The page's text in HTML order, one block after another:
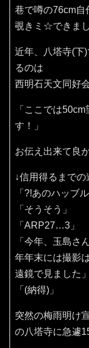
巷で噂の76cm自
覗きミ☆できま
近年、八塔寺(下
るのは
西明石天文同好
「ここでは
す！」
お伝え出来て良
↓信用得るまで
「?!あのハッブ
「そうそう」
「ARP27…3」
「今年、玉島さ
年年末には撮影
遠鏡で見ました」
「(納得)」
突然の梅雨明け
の八塔寺に急遽